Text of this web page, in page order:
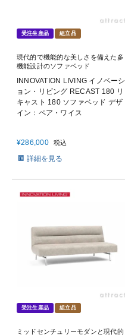
受注生産品 組立品
現代的で機能的な美しさを備えた多
機能設計のソファベッド
INNOVATION LIVING イノベーシ
ョン・リビング RECAST 180 リ
キャスト 180 ソファベッド デザ
イン：ペア・ワイス
¥286,000 税込
詳細を見る
受注生産品 組立品
ミッドセンチュリーモダンと現代的